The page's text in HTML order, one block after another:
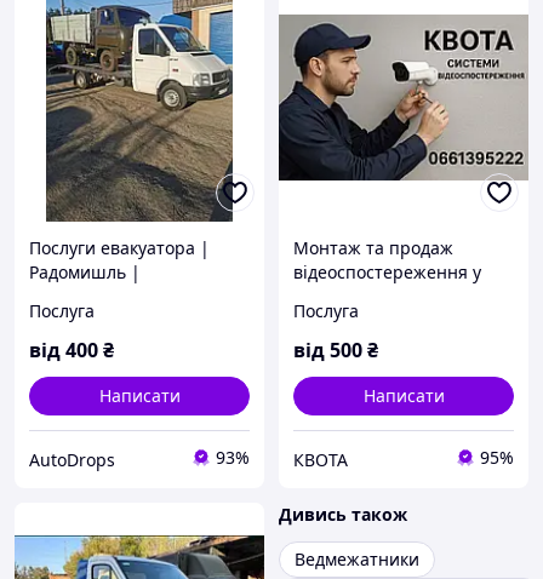
Послуги евакуатора |
Радомишль |
Вся Україна + Послуги
вантажоперевезення
Послуга
від400₴
Написати
AutoDrops 93%
Монтаж та продаж
відеоспостереження у
Послуга
від500₴
Написати
КВОТА 95%
Дивись також
Ведмежатники